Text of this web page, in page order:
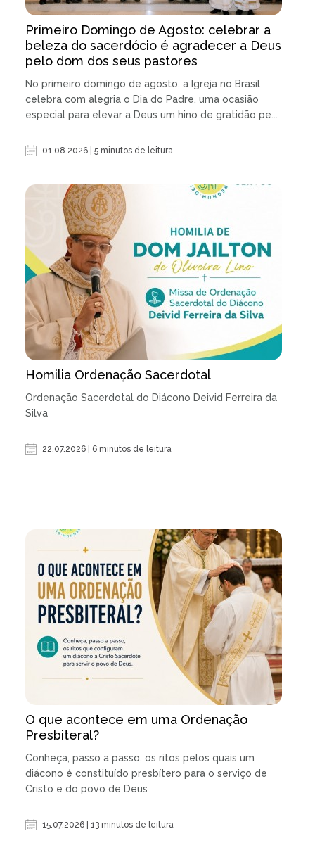
Primeiro Domingo de Agosto: celebrar a
beleza do sacerdócio é agradecer a Deus
pelo dom dos seus pastores
No primeiro domingo de agosto, a Igreja no Brasil
celebra com alegria o Dia do Padre, uma ocasião
especial para elevar a Deus um hino de gratidão pe...
01.08.2026 | 5 minutos de leitura
Homilia Ordenação Sacerdotal
Ordenação Sacerdotal do Diácono Deivid Ferreira da
Silva
22.07.2026 | 6 minutos de leitura
O que acontece em uma Ordenação
Presbiteral?
Conheça, passo a passo, os ritos pelos quais um
diácono é constituído presbítero para o serviço de
Cristo e do povo de Deus
15.07.2026 | 13 minutos de leitura